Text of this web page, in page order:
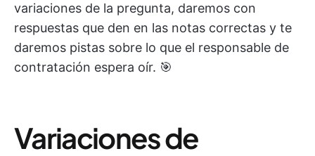
variaciones de la pregunta, daremos con
respuestas que den en las notas correctas y te
daremos pistas sobre lo que el responsable de
contratación espera oír. 🎯
Variaciones de